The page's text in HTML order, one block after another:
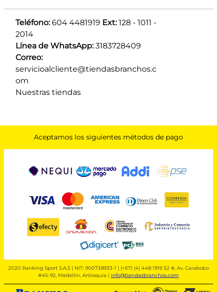
Teléfono: 604 4481919 Ext: 128 - 1011 -
2014
Línea de WhatsApp: 3183728409
Correo:
servicioalcliente@tiendasbranchos.c
om
Nuestras tiendas
Aceptamos los siguientes métodos de pago
2020 Ranking Sport S.A.S | NIT: 900738933-1 | (+57) (4) 448 1919 52 #, Av. Carabobo
#45-92, Medellín, Antioquia | info@tiendasbranchos.com